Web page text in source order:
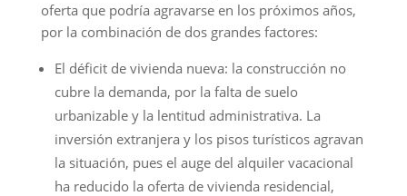
oferta que podría agravarse en los próximos años,
por la combinación de dos grandes factores:
El déficit de vivienda nueva: la construcción no
cubre la demanda, por la falta de suelo
urbanizable y la lentitud administrativa. La
inversión extranjera y los pisos turísticos agravan
la situación, pues el auge del alquiler vacacional
ha reducido la oferta de vivienda residencial,